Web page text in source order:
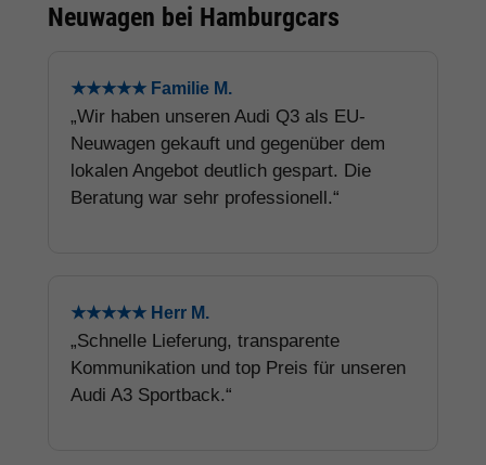
Neuwagen bei Hamburgcars
★★★★★ Familie M.
„Wir haben unseren Audi Q3 als EU-
Neuwagen gekauft und gegenüber dem
lokalen Angebot deutlich gespart. Die
Beratung war sehr professionell.“
★★★★★ Herr M.
„Schnelle Lieferung, transparente
Kommunikation und top Preis für unseren
Audi A3 Sportback.“